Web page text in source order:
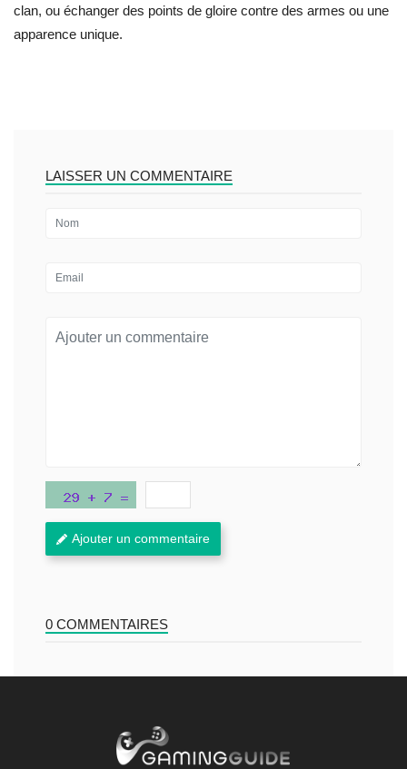
clan, ou échanger des points de gloire contre des armes ou une
apparence unique.
LAISSER UN COMMENTAIRE
Ajouter un commentaire
0 COMMENTAIRES